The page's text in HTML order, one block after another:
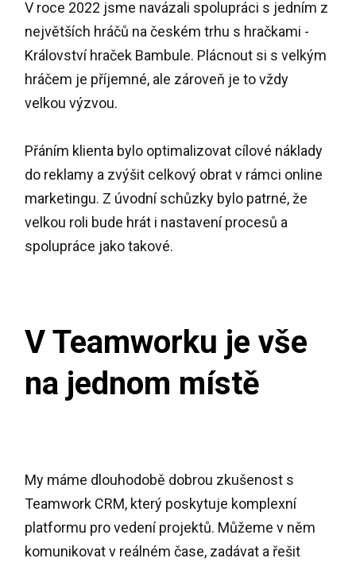
V roce 2022 jsme navázali spolupráci s jedním z
největších hráčů na českém trhu s hračkami -
Království hraček Bambule. Plácnout si s velkým
hráčem je příjemné, ale zároveň je to vždy
velkou výzvou.
Přáním klienta bylo optimalizovat cílové náklady
do reklamy a zvýšit celkový obrat v rámci online
marketingu. Z úvodní schůzky bylo patrné, že
velkou roli bude hrát i nastavení procesů a
spolupráce jako takové.
V Teamworku je vše
na jednom místě
My máme dlouhodobě dobrou zkušenost s
Teamwork CRM, který poskytuje komplexní
platformu pro vedení projektů. Můžeme v něm
komunikovat v reálném čase, zadávat a řešit